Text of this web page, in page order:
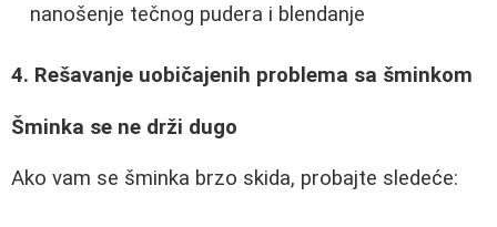
nanošenje tečnog pudera i blendanje
4. Rešavanje uobičajenih problema sa šminkom
Šminka se ne drži dugo
Ako vam se šminka brzo skida, probajte sledeće: